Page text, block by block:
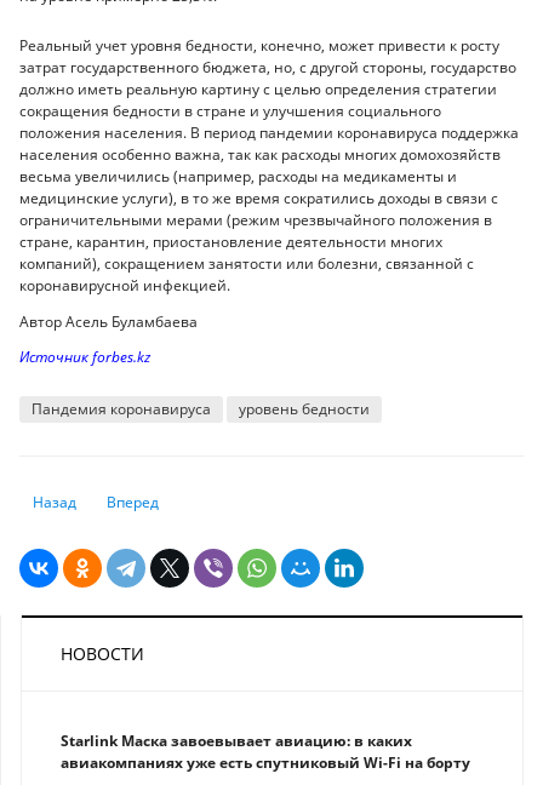
Реальный учет уровня бедности, конечно, может привести к росту
затрат государственного бюджета, но, с другой стороны, государство
должно иметь реальную картину с целью определения стратегии
сокращения бедности в стране и улучшения социального
положения населения. В период пандемии коронавируса поддержка
населения особенно важна, так как расходы многих домохозяйств
весьма увеличились (например, расходы на медикаменты и
медицинские услуги), в то же время сократились доходы в связи с
ограничительными мерами (режим чрезвычайного положения в
стране, карантин, приостановление деятельности многих
компаний), сокращением занятости или болезни, связанной с
коронавирусной инфекцией.
Автор Асель Буламбаева
Источник forbes.kz
Пандемия коронавируса уровень бедности
Предыдущий: Jusan Bank списал плохие кредиты сразу на 361,4 млрд
Назад Следующий: Гримасы коронавируса: куда делась вся
Вперед
НОВОСТИ
Starlink Маска завоевывает авиацию: в каких
авиакомпаниях уже есть спутниковый Wi-Fi на борту